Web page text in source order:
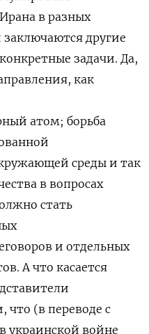
в разных
заключаются другие
задачи. Да,
как
атом; борьба
среды и так
в вопросах
стать
и отдельных
А что касается
что (в переводе с
украинской войне